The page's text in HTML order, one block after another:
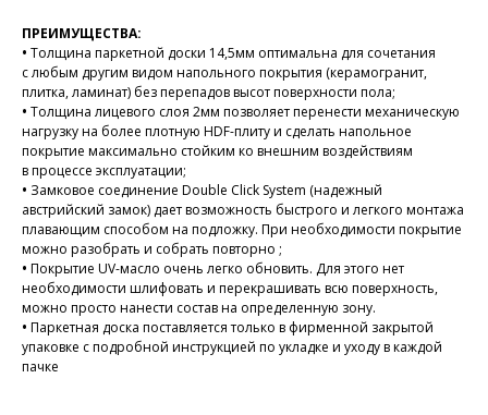
ПРЕИМУЩЕСТВА:
• Толщина паркетной доски 14,5мм оптимальна для сочетания
с любым другим видом напольного покрытия (керамогранит,
плитка, ламинат) без перепадов высот поверхности пола;
• Толщина лицевого слоя 2мм позволяет перенести механическую
нагрузку на более плотную HDF-плиту и сделать напольное
покрытие максимально стойким ко внешним воздействиям
в процессе эксплуатации;
• Замковое соединение Double Click System (надежный
австрийский замок) дает возможность быстрого и легкого монтажа
плавающим способом на подложку. При необходимости покрытие
можно разобрать и собрать повторно ;
• Покрытие UV-масло очень легко обновить. Для этого нет
необходимости шлифовать и перекрашивать всю поверхность,
можно просто нанести состав на определенную зону.
• Паркетная доска поставляется только в фирменной закрытой
упаковке с подробной инструкцией по укладке и уходу в каждой
пачке